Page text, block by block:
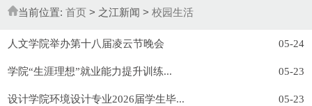
当前位置:首页 > 之江新闻 >校园生活
人文学院举办第十八届凌云节晚会 05-24
学院“生涯理想”就业能力提升训练... 05-23
设计学院环境设计专业2026届学生毕... 05-23